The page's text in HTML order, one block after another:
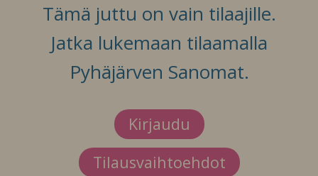
Tämä juttu on vain tilaajille.
Jatka lukemaan tilaamalla
Pyhäjärven Sanomat.
Kirjaudu
Tilausvaihtoehdot